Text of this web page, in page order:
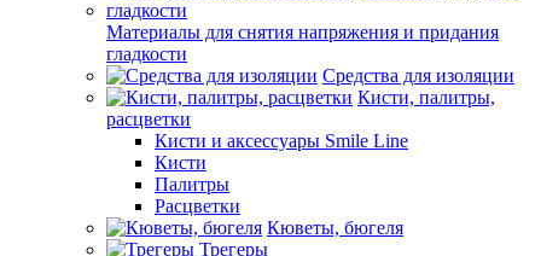
Материалы для снятия напряжения и придания
гладкости
Средства для изоляции
Кисти, палитры,
расцветки
Кисти и аксессуары Smile Line
Кисти
Палитры
Расцветки
Кюветы, бюгеля
Трегеры